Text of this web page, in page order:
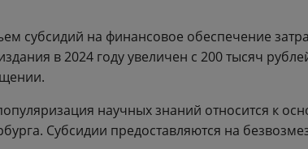
субсидий на финансовое обеспечение
в 2024 году увеличен с 200 тысяч
научных знаний относится к
Субсидии предоставляются на